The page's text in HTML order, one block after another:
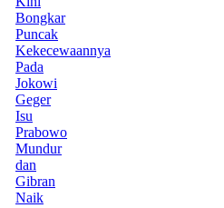
Bongkar
Puncak
Kekecewaannya
Pada
Jokowi
Geger
Isu
Prabowo
Mundur
dan
Gibran
Naik